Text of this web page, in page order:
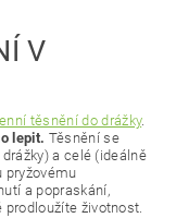
V
těsnění do drážky.
lepit. Těsnění se
a celé (ideálně
pryžovému
a popraskání,
prodloužíte životnost.